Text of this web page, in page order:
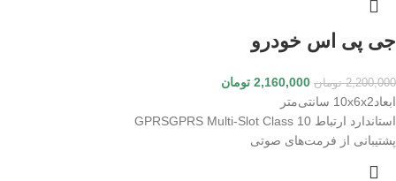
جی پی اس خودرو
2,200,000 تومان 2,160,000 تومان
ابعاد10x6x2 سانتی‌متر
استاندارد ارتباط GPRSGPRS Multi-Slot Class 10
پشتیبانی از فرمت‌های صوتی